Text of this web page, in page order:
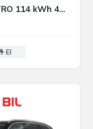
Audi Q8 55 E-tron QUATTRO 114 kWh 408HK S-LINE P-VÄRM B&O® PANO LUFTFJÄD
El